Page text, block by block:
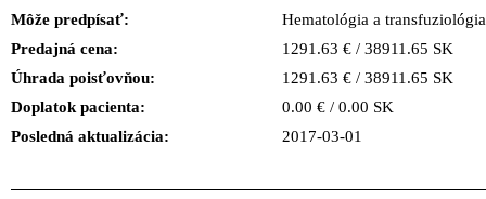
Môže predpísať:
Hematológia a transfuziológia
Predajná cena:
1291.63 € / 38911.65 SK
Úhrada poisťovňou:
1291.63 € / 38911.65 SK
Doplatok pacienta:
0.00 € / 0.00 SK
Posledná aktualizácia:
2017-03-01